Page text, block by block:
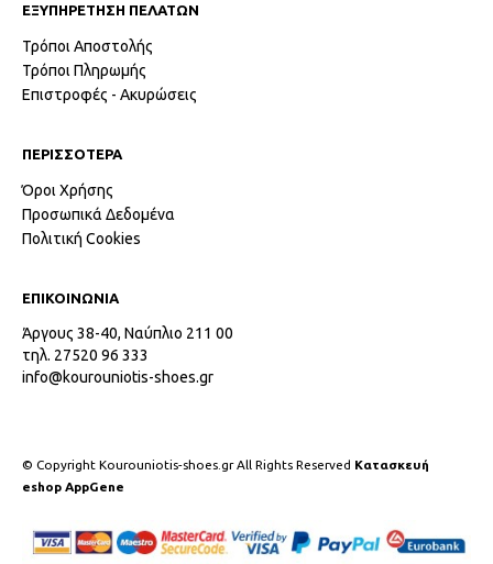
ΕΞΥΠΗΡΕΤΗΣΗ ΠΕΛΑΤΩΝ
Τρόποι Αποστολής
Τρόποι Πληρωμής
Επιστροφές - Ακυρώσεις
ΠΕΡΙΣΣΟΤΕΡΑ
Όροι Χρήσης
Προσωπικά Δεδομένα
Πολιτική Cookies
ΕΠΙΚΟΙΝΩΝΙΑ
Άργους 38-40, Ναύπλιο 211 00
τηλ. 27520 96 333
info@kourouniotis-shoes.gr
© Copyright Kourouniotis-shoes.gr All Rights Reserved Κατασκευή
eshop AppGene